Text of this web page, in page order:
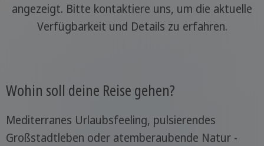
angezeigt. Bitte kontaktiere uns, um die aktuelle
Verfügbarkeit und Details zu erfahren.
Wohin soll deine Reise gehen?
Mediterranes Urlaubsfeeling, pulsierendes
Großstadtleben oder atemberaubende Natur -